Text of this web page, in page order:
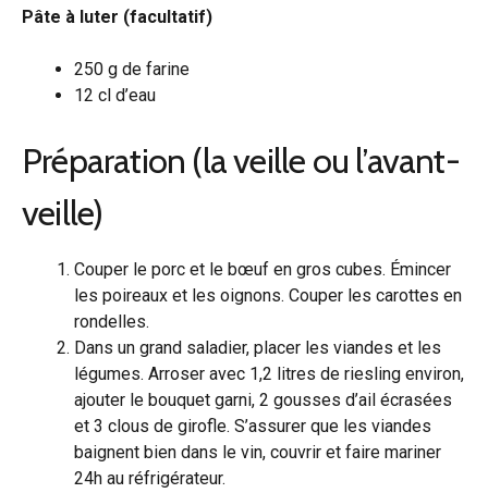
Pâte à luter (facultatif)
250 g de farine
12 cl d’eau
Préparation (la veille ou l’avant-
veille)
Couper le porc et le bœuf en gros cubes. Émincer
les poireaux et les oignons. Couper les carottes en
rondelles.
Dans un grand saladier, placer les viandes et les
légumes. Arroser avec 1,2 litres de riesling environ,
ajouter le bouquet garni, 2 gousses d’ail écrasées
et 3 clous de girofle. S’assurer que les viandes
baignent bien dans le vin, couvrir et faire mariner
24h au réfrigérateur.